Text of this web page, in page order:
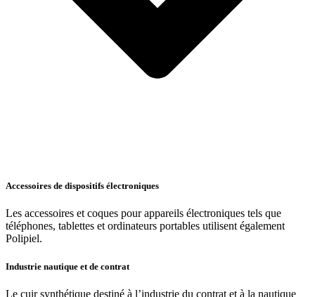
Accessoires de dispositifs électroniques
Les accessoires et coques pour appareils électroniques tels que
téléphones, tablettes et ordinateurs portables utilisent également
Polipiel.
Industrie nautique et de contrat
Le cuir synthétique destiné à l’industrie du contrat et à la nautique